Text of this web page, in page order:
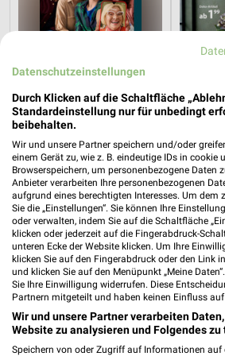
0,5 km
Tchibo Mobil
Noch morgen gültig Gültig
Kik NKD
Datenschutzeinstellungen
Durch Klicken auf die Schaltfläche
Standardeinstellung nur für unbedingt
beibehalten.
Wir und unsere Partner speichern und/oder
einem Gerät zu, wie z. B. eindeutige IDs in cookie
Browserspeichern, um personenbezogene Daten
Anbieter verarbeiten Ihre personenbezogenen
aufgrund eines berechtigten Interesses. Um dem
Sie die „Einstellungen“. Sie können Ihre
oder verwalten, indem Sie auf die Schaltfläche
klicken oder jederzeit auf die Fingerabdruck-
unteren Ecke der Website klicken. Um Ihre
klicken Sie auf den Fingerabdruck oder den Link
und klicken Sie auf den Menüpunkt „Meine
Sie Ihre Einwilligung widerrufen. Diese
Partnern mitgeteilt und haben keinen Einfluss
Wir und unsere Partner verarbeiten
Website zu analysieren und Folgendes zu
Speichern von oder Zugriff auf Informationen auf